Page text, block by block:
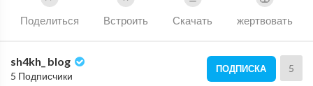
Поделиться Встроить Скачать жертвовать
sh4kh_ blog
5 Подписчики
ПОДПИСКА 5